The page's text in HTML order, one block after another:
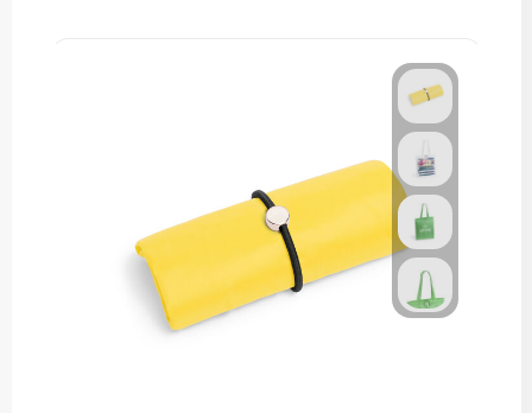
Wandklokken bedrukken
Custom made